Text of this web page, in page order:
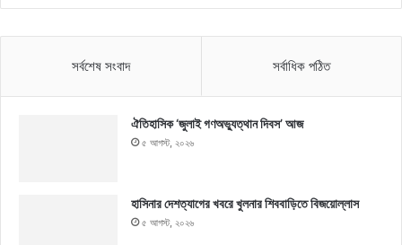
সর্বশেষ সংবাদ সর্বাধিক পঠিত
ঐতিহাসিক ‘জুলাই গণঅভ্যুত্থান দিবস’ আজ
৫ আগস্ট, ২০২৬
হাসিনার দেশত্যাগের খবরে খুলনার শিববাড়িতে বিজয়োল্লাস
৫ আগস্ট, ২০২৬